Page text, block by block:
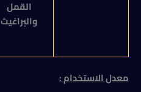
القمل
والبراغيث
معدل الاستخدام: